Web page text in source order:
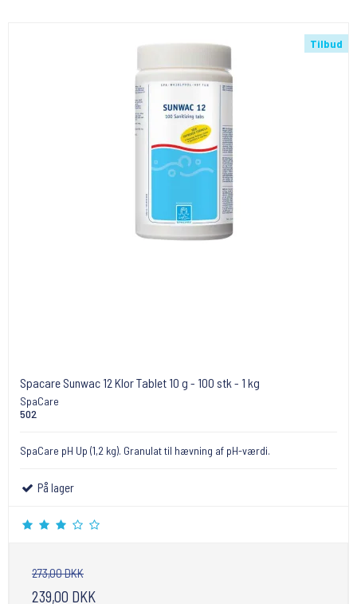
Tilbud
Spacare Sunwac 12 Klor Tablet 10 g - 100 stk - 1 kg
SpaCare
502
SpaCare pH Up (1,2 kg). Granulat til hævning af pH-værdi.
På lager
273,00 DKK
239,00 DKK